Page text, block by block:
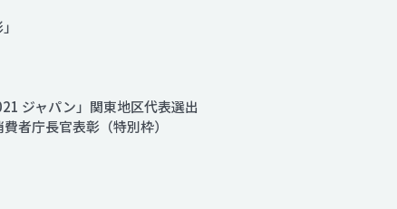
ジャパン」関東地区代表選出
者庁長官表彰（特別枠）